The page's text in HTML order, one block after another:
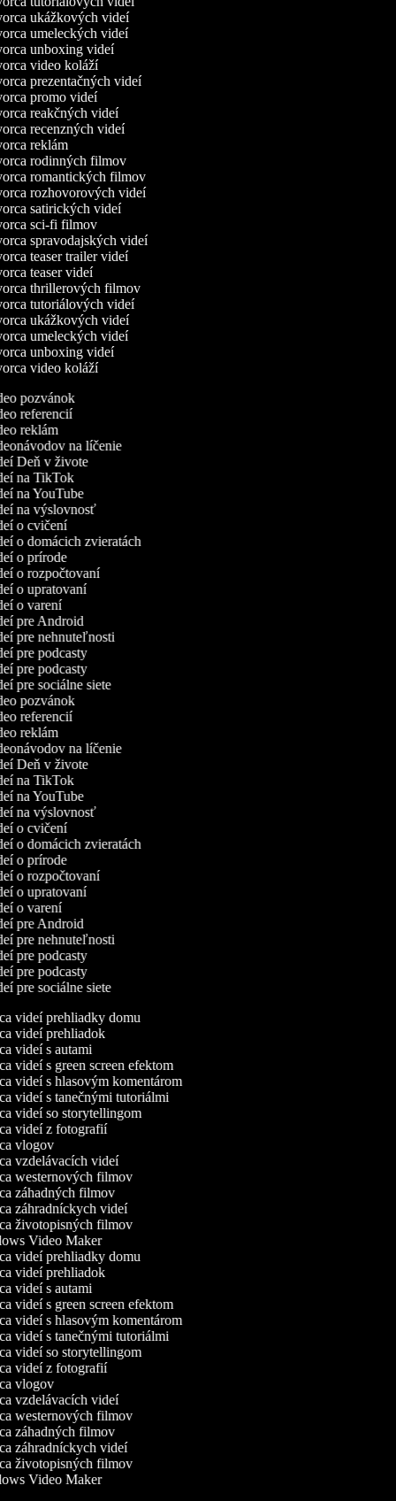
ukážkových videí
umeleckých videí
unboxing videí
video koláží
prezentačných videí
promo videí
reakčných videí
recenzných videí
reklám
rodinných filmov
romantických filmov
rozhovorových videí
satirických videí
sci-fi filmov
spravodajských videí
teaser trailer videí
teaser videí
thrillerových filmov
tutoriálových videí
ukážkových videí
umeleckých videí
unboxing videí
video koláží
pozvánok
referencií
reklám
na líčenie
Deň v živote
na TikTok
na YouTube
na výslovnosť
o cvičení
o domácich zvieratách
o prírode
o rozpočtovaní
o upratovaní
o varení
pre Android
pre nehnuteľnosti
pre podcasty
pre podcasty
pre sociálne siete
pozvánok
referencií
reklám
na líčenie
Deň v živote
na TikTok
na YouTube
na výslovnosť
o cvičení
o domácich zvieratách
o prírode
o rozpočtovaní
o upratovaní
o varení
pre Android
pre nehnuteľnosti
pre podcasty
pre podcasty
pre sociálne siete
videí prehliadky domu
videí prehliadok
videí s autami
videí s green screen efektom
videí s hlasovým komentárom
videí s tanečnými tutoriálmi
videí so storytellingom
videí z fotografií
vlogov
vzdelávacích videí
westernových filmov
záhadných filmov
záhradníckych videí
životopisných filmov
Video Maker
videí prehliadky domu
videí prehliadok
videí s autami
videí s green screen efektom
videí s hlasovým komentárom
videí s tanečnými tutoriálmi
videí so storytellingom
videí z fotografií
vlogov
vzdelávacích videí
westernových filmov
záhadných filmov
záhradníckych videí
životopisných filmov
Video Maker